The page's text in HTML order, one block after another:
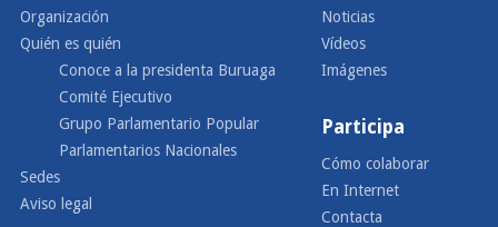
Organización
Quién es quién
Conoce a la presidenta Buruaga
Comité Ejecutivo
Grupo Parlamentario Popular
Parlamentarios Nacionales
Sedes
Aviso legal
Noticias
Vídeos
Imágenes
Participa
Cómo colaborar
En Internet
Contacta